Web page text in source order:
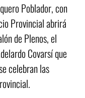
Poblador, con
Provincial abrirá
de Plenos, el
Covarsí que
celebran las